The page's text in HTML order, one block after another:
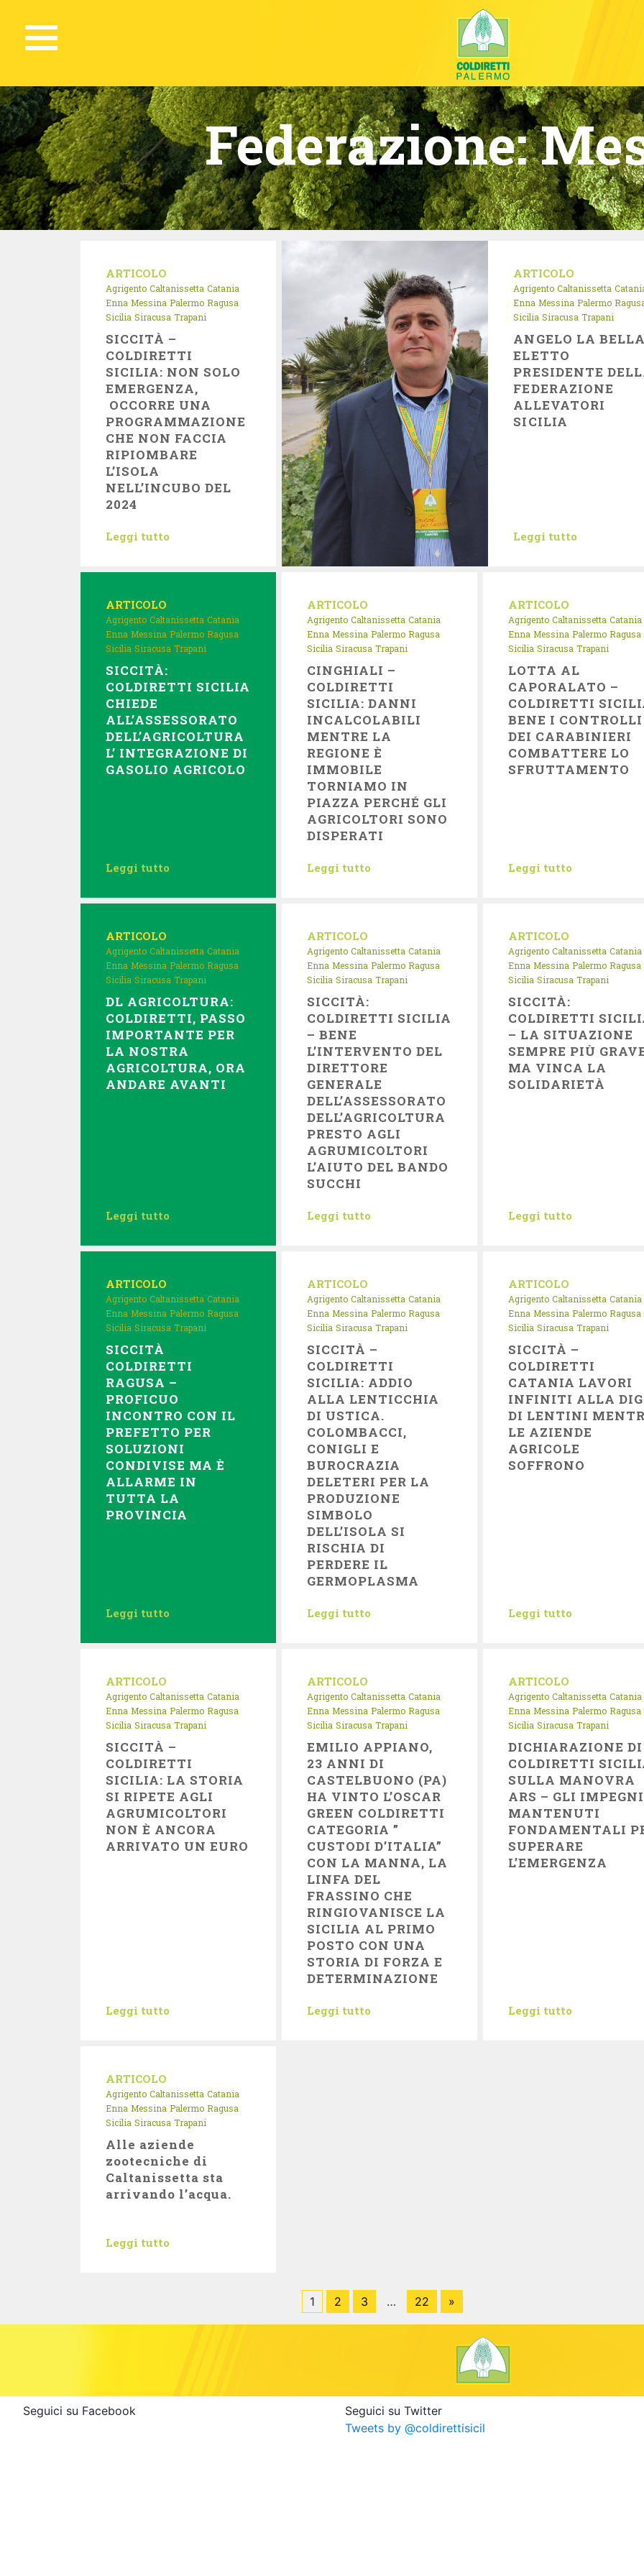
Federazione:
ARTICOLO
Agrigento Caltanissetta Catania
Enna Messina Palermo Ragusa
Sicilia Siracusa Trapani
SICCITÀ –
COLDIRETTI
SICILIA: NON SOLO
EMERGENZA,
OCCORRE UNA
PROGRAMMAZIONE
CHE NON FACCIA
RIPIOMBARE
L’ISOLA
NELL’INCUBO DEL
2024
Leggi tutto
ARTICOLO
Agrigento Caltanissetta
Enna Messina Palermo
Sicilia Siracusa Trapani
ANGELO LA
ELETTO
PRESIDENTE
FEDERAZIONE
ALLEVATORI
SICILIA
Leggi tutto
ARTICOLO
Agrigento Caltanissetta Catania
Enna Messina Palermo Ragusa
Sicilia Siracusa Trapani
SICCITÀ:
COLDIRETTI SICILIA
CHIEDE
ALL’ASSESSORATO
DELL’AGRICOLTURA
L’ INTEGRAZIONE DI
GASOLIO AGRICOLO
Leggi tutto
ARTICOLO
Agrigento Caltanissetta Catania
Enna Messina Palermo Ragusa
Sicilia Siracusa Trapani
CINGHIALI –
COLDIRETTI
SICILIA: DANNI
INCALCOLABILI
MENTRE LA
REGIONE È
IMMOBILE
TORNIAMO IN
PIAZZA PERCHÉ GLI
AGRICOLTORI SONO
DISPERATI
Leggi tutto
ARTICOLO
Agrigento Caltanissetta Catania
Enna Messina Palermo Ragusa
Sicilia Siracusa Trapani
LOTTA AL
CAPORALATO –
COLDIRETTI
BENE I CONTROLLI
DEI CARABINIERI
COMBATTERE LO
SFRUTTAMENTO
Leggi tutto
ARTICOLO
Agrigento Caltanissetta Catania
Enna Messina Palermo Ragusa
Sicilia Siracusa Trapani
DL AGRICOLTURA:
COLDIRETTI, PASSO
IMPORTANTE PER
LA NOSTRA
AGRICOLTURA, ORA
ANDARE AVANTI
Leggi tutto
ARTICOLO
Agrigento Caltanissetta Catania
Enna Messina Palermo Ragusa
Sicilia Siracusa Trapani
SICCITÀ:
COLDIRETTI SICILIA
– BENE
L’INTERVENTO DEL
DIRETTORE
GENERALE
DELL’ASSESSORATO
DELL’AGRICOLTURA
PRESTO AGLI
AGRUMICOLTORI
L’AIUTO DEL BANDO
SUCCHI
Leggi tutto
ARTICOLO
Agrigento Caltanissetta Catania
Enna Messina Palermo Ragusa
Sicilia Siracusa Trapani
SICCITÀ:
COLDIRETTI
– LA SITUAZIONE
SEMPRE PIÙ
MA VINCA LA
SOLIDARIETÀ
Leggi tutto
ARTICOLO
Agrigento Caltanissetta Catania
Enna Messina Palermo Ragusa
Sicilia Siracusa Trapani
SICCITÀ
COLDIRETTI
RAGUSA –
PROFICUO
INCONTRO CON IL
PREFETTO PER
SOLUZIONI
CONDIVISE MA È
ALLARME IN
TUTTA LA
PROVINCIA
Leggi tutto
ARTICOLO
Agrigento Caltanissetta Catania
Enna Messina Palermo Ragusa
Sicilia Siracusa Trapani
SICCITÀ –
COLDIRETTI
SICILIA: ADDIO
ALLA LENTICCHIA
DI USTICA.
COLOMBACCI,
CONIGLI E
BUROCRAZIA
DELETERI PER LA
PRODUZIONE
SIMBOLO
DELL’ISOLA SI
RISCHIA DI
PERDERE IL
GERMOPLASMA
Leggi tutto
ARTICOLO
Agrigento Caltanissetta Catania
Enna Messina Palermo Ragusa
Sicilia Siracusa Trapani
SICCITÀ –
COLDIRETTI
CATANIA LAVORI
INFINITI ALLA
DI LENTINI
LE AZIENDE
AGRICOLE
SOFFRONO
Leggi tutto
ARTICOLO
Agrigento Caltanissetta Catania
Enna Messina Palermo Ragusa
Sicilia Siracusa Trapani
SICCITÀ –
COLDIRETTI
SICILIA: LA STORIA
SI RIPETE AGLI
AGRUMICOLTORI
NON È ANCORA
ARRIVATO UN EURO
Leggi tutto
ARTICOLO
Agrigento Caltanissetta Catania
Enna Messina Palermo Ragusa
Sicilia Siracusa Trapani
EMILIO APPIANO,
23 ANNI DI
CASTELBUONO (PA)
HA VINTO L’OSCAR
GREEN COLDIRETTI
CATEGORIA ”
CUSTODI D’ITALIA”
CON LA MANNA, LA
LINFA DEL
FRASSINO CHE
RINGIOVANISCE LA
SICILIA AL PRIMO
POSTO CON UNA
STORIA DI FORZA E
DETERMINAZIONE
Leggi tutto
ARTICOLO
Agrigento Caltanissetta Catania
Enna Messina Palermo Ragusa
Sicilia Siracusa Trapani
DICHIARAZIONE DI
COLDIRETTI
SULLA MANOVRA
ARS – GLI IMPEGNI
MANTENUTI
FONDAMENTALI
SUPERARE
L’EMERGENZA
Leggi tutto
ARTICOLO
Agrigento Caltanissetta Catania
Enna Messina Palermo Ragusa
Sicilia Siracusa Trapani
Alle aziende
zootecniche di
Caltanissetta sta
arrivando l’acqua.
Leggi tutto
1 2 3 … 22 »
Seguici su Facebook
Seguici su Twitter
Tweets by @coldirettisicil